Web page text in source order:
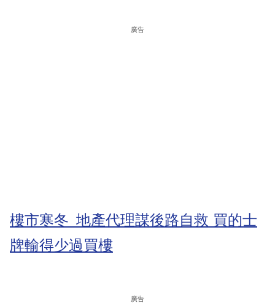
廣告
樓市寒冬 地產代理謀後路自救 買的士
牌輸得少過買樓
廣告